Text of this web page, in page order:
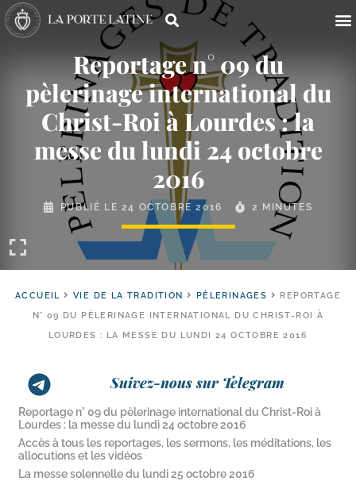
Reportage n° 09 du
pèlerinage international du
Christ-​Roi à Lourdes : la
messe du lundi 24 octobre
2016
PUBLIÉ LE 24 OCTOBRE 2016 2 MINUTES
ACCUEIL VIE DE LA TRADITION PÈLERINAGES
REPORTAGE
N° 09 DU PÈLERINAGE INTERNATIONAL DU CHRIST-ROI À
LOURDES : LA MESSE DU LUNDI 24 OCTOBRE 2016
Suivez-nous sur Telegram
Reportage n° 09 du pèlerinage international du Christ-​Roi à
Lourdes : la messe du lundi 24 octobre 2016
Accès à tous les reportages, les sermons, les méditations, les
allocutions et les vidéos
La messe solennelle du lundi 25 octobre 2016